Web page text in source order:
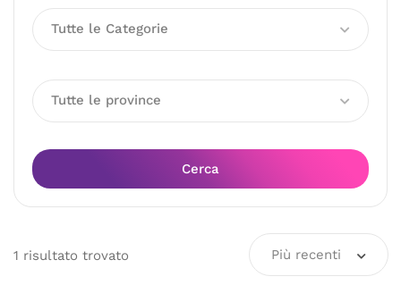
Tutte le Categorie
Tutte le province
Cerca
1 risultato trovato Più recenti